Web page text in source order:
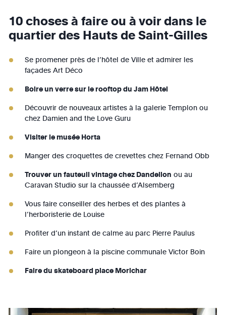
10 choses à faire ou à voir dans le
quartier des Hauts de Saint-Gilles
Se promener près de l’hôtel de Ville et admirer les
façades Art Déco
Boire un verre sur le rooftop du Jam Hôtel
Découvrir de nouveaux artistes à la galerie Templon ou
chez Damien and the Love Guru
Visiter le musée Horta
Manger des croquettes de crevettes chez Fernand Obb
Trouver un fauteuil vintage chez Dandelion ou au
Caravan Studio sur la chaussée d’Alsemberg
Vous faire conseiller des herbes et des plantes à
l’herboristerie de Louise
Profiter d’un instant de calme au parc Pierre Paulus
Faire un plongeon à la piscine communale Victor Boin
Faire du skateboard place Morichar